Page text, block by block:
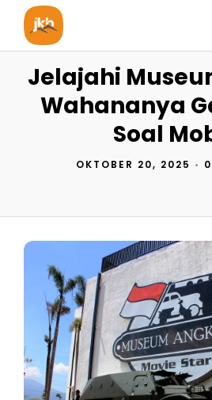
Jelajahi
Wahananya
Soal
OKTOBER 20, 2025 •